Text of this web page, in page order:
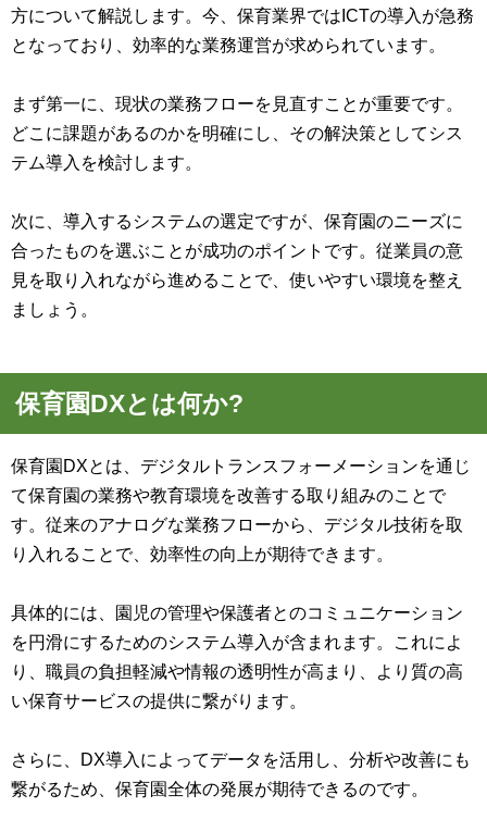
方について解説します。今、保育業界ではICTの導入が急務
となっており、効率的な業務運営が求められています。
まず第一に、現状の業務フローを見直すことが重要です。
どこに課題があるのかを明確にし、その解決策としてシス
テム導入を検討します。
次に、導入するシステムの選定ですが、保育園のニーズに
合ったものを選ぶことが成功のポイントです。従業員の意
見を取り入れながら進めることで、使いやすい環境を整え
ましょう。
保育園DXとは何か?
保育園DXとは、デジタルトランスフォーメーションを通じ
て保育園の業務や教育環境を改善する取り組みのことで
す。従来のアナログな業務フローから、デジタル技術を取
り入れることで、効率性の向上が期待できます。
具体的には、園児の管理や保護者とのコミュニケーション
を円滑にするためのシステム導入が含まれます。これによ
り、職員の負担軽減や情報の透明性が高まり、より質の高
い保育サービスの提供に繋がります。
さらに、DX導入によってデータを活用し、分析や改善にも
繋がるため、保育園全体の発展が期待できるのです。